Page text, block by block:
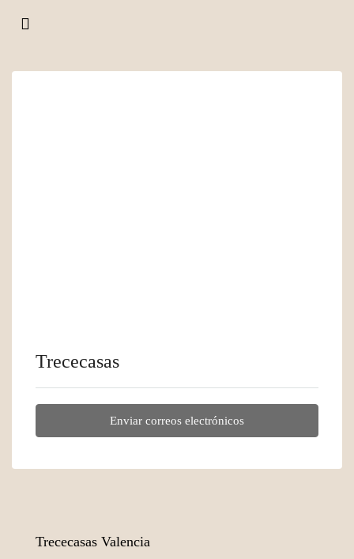
Trececasas
Enviar correos electrónicos
Trececasas Valencia